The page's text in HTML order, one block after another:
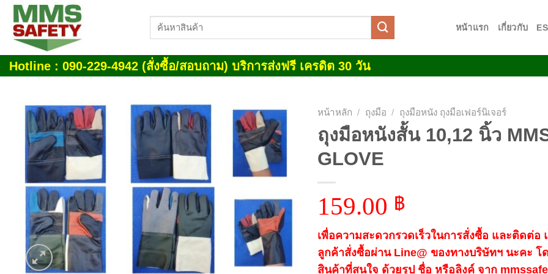
Skip
content
ค้นหา:
หน้าแรก เกี่ยวกับ
Hotline : 090-229-4942 (สั่งซื้อ/สอบถาม) บริการส่งฟรี เครดิต 30 วัน
Add to
wishlist
หน้าหลัก / ถุงมือ / ถุงมือหนัง ถุงมือเฟอร์นิเจอร์
ถุงมือหนังสั้น 10,12 นิ้ว
GLOVE
159.00 ฿
เพื่อความสะดวกรวดเร็วในการสั่งซื้อ และติดต่อ
ลูกค้าสั่งซื้อผ่าน Line@ ของทางบริษัทฯ นะคะ โ
สินค้าที่สนใจ ด้วยรูป ชื่อ หรือลิงค์ จาก